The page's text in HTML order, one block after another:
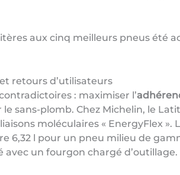
aux cinq meilleurs pneus été
retours d’utilisateurs
: maximiser l’
sans-plomb. Chez Michelin, le
moléculaires « EnergyFlex ».
6,32 l pour un pneu milieu de
avec un fourgon chargé d’outillage.